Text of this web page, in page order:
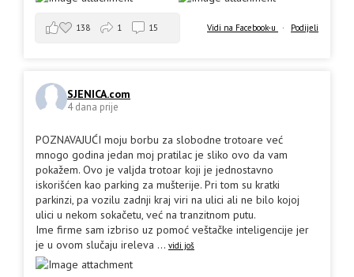
Vidi na Facebook-u · Podijeli
138 1 15
SJENICA.com
4 dana prije
POZNAVAJUĆI moju borbu za slobodne trotoare već
mnogo godina jedan moj pratilac je sliko ovo da vam
pokažem. Ovo je valjda trotoar koji je jednostavno
iskorišćen kao parking za mušterije. Pri tom su kratki
parkinzi, pa vozilu zadnji kraj viri na ulici ali ne bilo kojoj
ulici u nekom sokačetu, već na tranzitnom putu.
Ime firme sam izbriso uz pomoć veštačke inteligencije jer
je u ovom slučaju ireleva ... vidi još